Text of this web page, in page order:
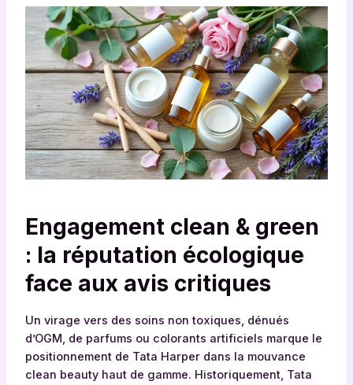
Engagement clean & green
: la réputation écologique
face aux avis critiques
Un virage vers des soins non toxiques, dénués
d’OGM, de parfums ou colorants artificiels marque le
positionnement de Tata Harper dans la mouvance
clean beauty haut de gamme. Historiquement, Tata